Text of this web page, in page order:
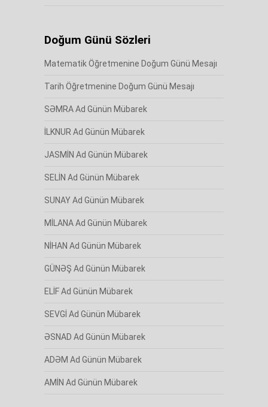
Doğum Günü Sözleri
Matematik Öğretmenine Doğum Günü Mesajı
Tarih Öğretmenine Doğum Günü Mesajı
SƏMRA Ad Günün Mübarek
İLKNUR Ad Günün Mübarek
JASMİN Ad Günün Mübarek
SELİN Ad Günün Mübarek
SUNAY Ad Günün Mübarek
MİLANA Ad Günün Mübarek
NİHAN Ad Günün Mübarek
GÜNƏŞ Ad Günün Mübarek
ELİF Ad Günün Mübarek
SEVGİ Ad Günün Mübarek
ƏSNAD Ad Günün Mübarek
ADƏM Ad Günün Mübarek
AMİN Ad Günün Mübarek